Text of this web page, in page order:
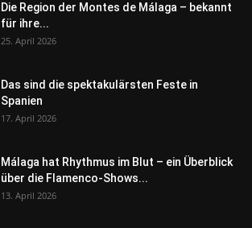
Die Region der Montes de Málaga – bekannt
für ihre...
25. April 2026
Das sind die spektakulärsten Feste in
Spanien
17. April 2026
Málaga hat Rhythmus im Blut – ein Überblick
über die Flamenco-Shows...
13. April 2026